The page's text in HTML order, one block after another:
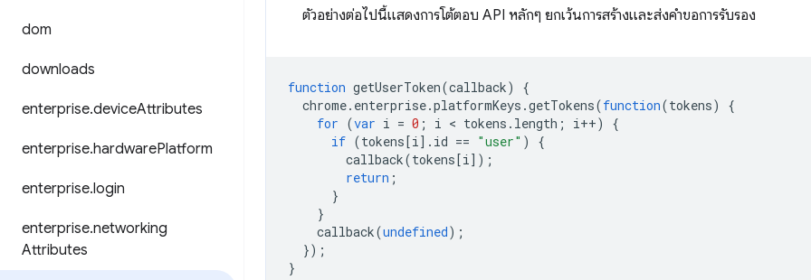
dom
downloads
enterprise.deviceAttributes
enterprise.hardwarePlatform
enterprise.login
enterprise.networking
Attributes
ตัวอย่างต่อไปนี้แสดงการโต้ตอบ API หลักๆ ยกเว้นการสร้างและส่งคำขอการรับรอง
function getUserToken(callback)
{
chrome. enterprise.platformKeys .getTokens(function(tokens)
{
for (var i = 0 ; i < tokens . length ; i++)
{
if (tokens[i]. id == "user" )
{
callback(tokens[i]);
return ;
}
}
callback(undefined);
});
}